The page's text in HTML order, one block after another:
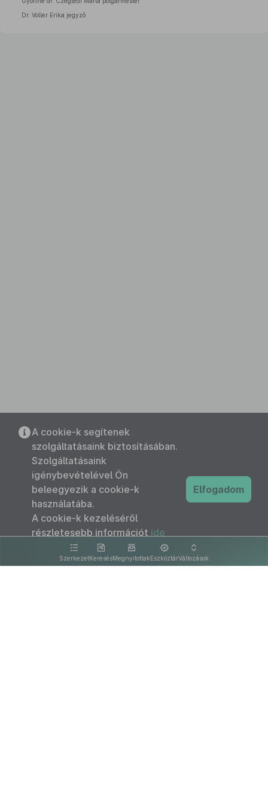
Dr. Voller Erika jegyző
SzerkezetKeresésMegnyitottakEszköztárVáltozások
A cookie-k segítenek
szolgáltatásaink biztosításában.
Szolgáltatásaink
igénybevételével Ön
beleegyezik a cookie-k
használatába.
A cookie-k kezeléséről
részletesebb információt ide
kattintva olvashat.
Elfogadom